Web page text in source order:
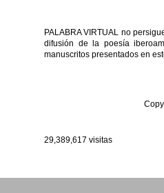
PALABRA VIRTUAL no
difusión de la poesía
manuscritos presentados en
29,389,617 visitas